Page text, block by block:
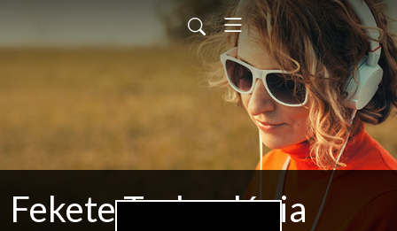
Fekete Technológia